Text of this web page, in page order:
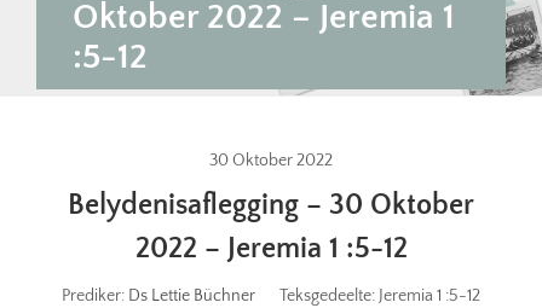
Oktober 2022 – Jeremia 1
:5-12
30 Oktober 2022
Belydenisaflegging – 30 Oktober
2022 – Jeremia 1 :5-12
Prediker: Ds Lettie Büchner Teksgedeelte: Jeremia 1 :5-12